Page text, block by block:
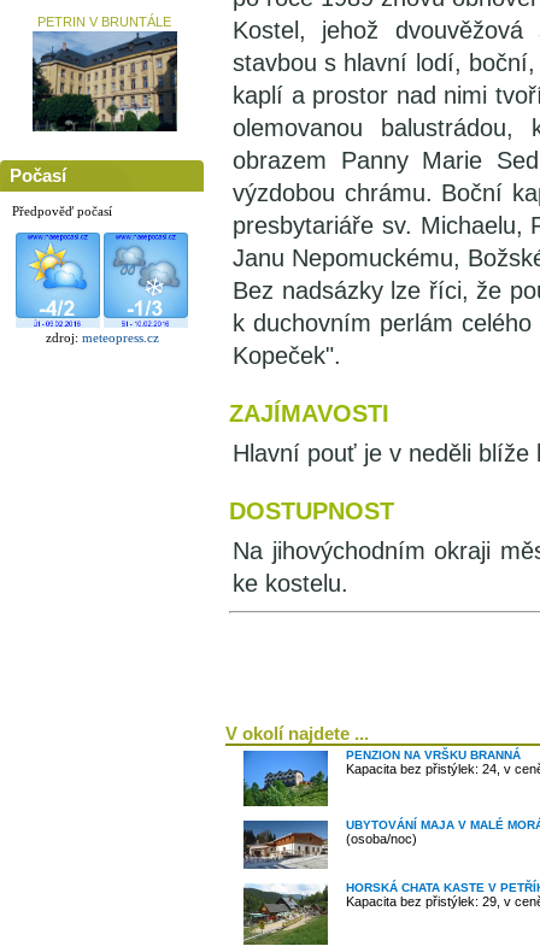
PETRIN V BRUNTÁLE
Počasí
Předpověď počasí
zdroj: meteopress.cz
Kostel, jehož
stavbou s hlavní lodí,
kaplí a prostor nad nimi
olemovanou
obrazem Panny Marie
výzdobou chrámu. Boční
presbytariáře sv. Michaelu,
Janu Nepomuckému,
Bez nadsázky lze říci, že
k duchovním perlám
Kopeček".
ZAJÍMAVOSTI
Hlavní pouť je v neděli
DOSTUPNOST
Na jihovýchodním okraji
ke kostelu.
V okolí najdete ...
PENZION NA VRŠKU BRANNÁ
Kapacita bez přistýlek: 24, v
UBYTOVÁNÍ MAJA V MALÉ
(osoba/noc)
HORSKÁ CHATA KASTE V
Kapacita bez přistýlek: 29, v